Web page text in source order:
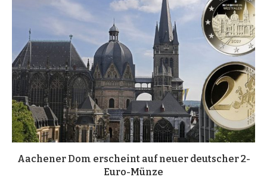
Aachener Dom erscheint auf neuer deutscher 2-
Euro-Münze